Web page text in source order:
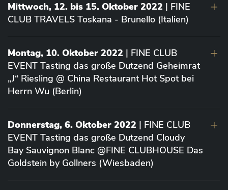
Mittwoch, 12. bis 15. Oktober 2022 | FINE
CLUB TRAVELS Toskana - Brunello (Italien)
Montag, 10. Oktober 2022 | FINE CLUB
EVENT Tasting das große Dutzend Geheimrat
„J“ Riesling @ China Restaurant Hot Spot bei
Herrn Wu (Berlin)
Donnerstag, 6. Oktober 2022 | FINE CLUB
EVENT Tasting das große Dutzend Cloudy
Bay Sauvignon Blanc @FINE CLUBHOUSE Das
Goldstein by Gollners (Wiesbaden)